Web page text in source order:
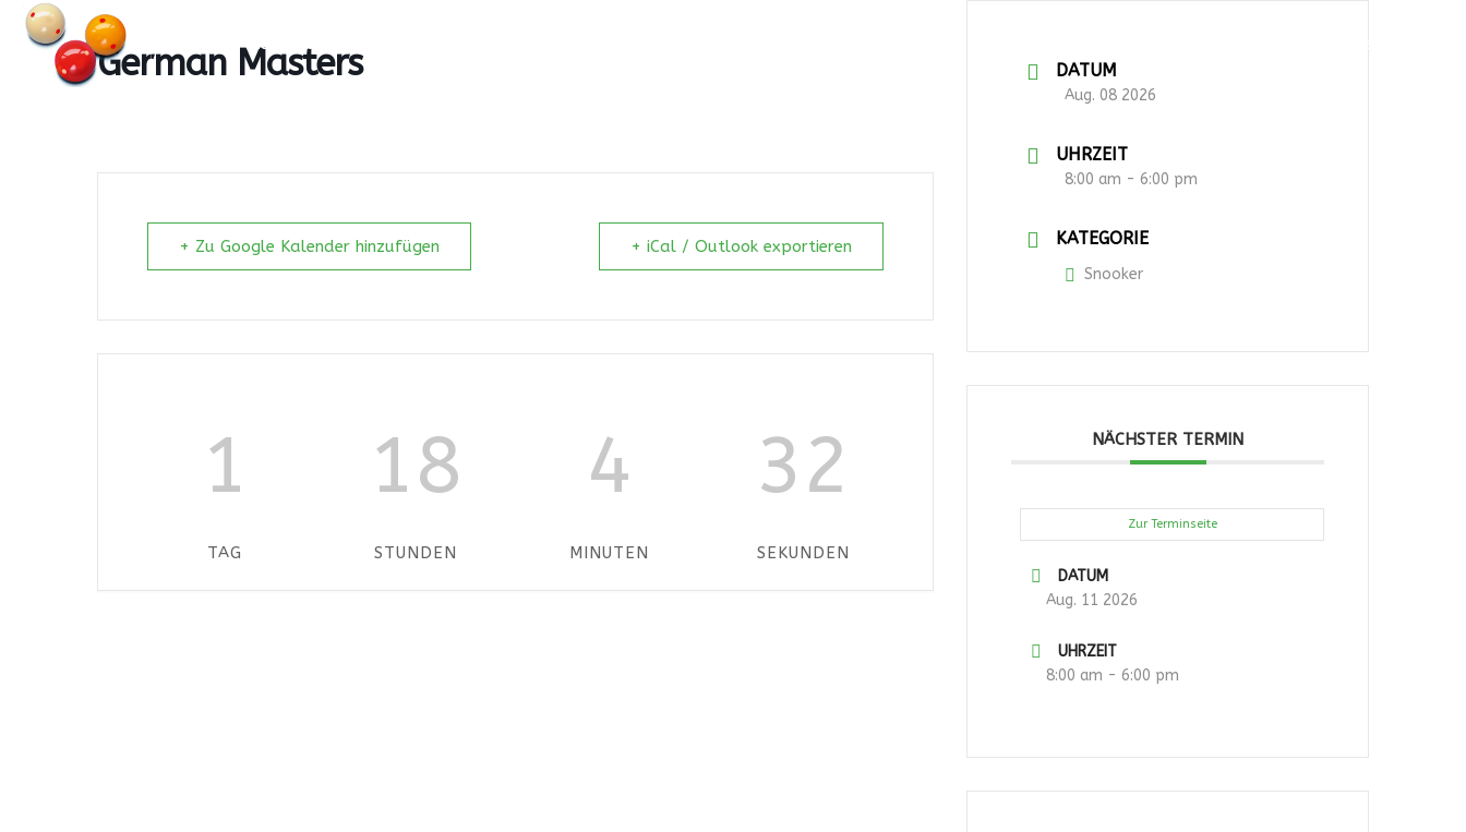
Skip
content
NEWS & ARCHIV Deutsch
German Masters
+ Zu Google Kalender hinzufügen + iCal / Outlook exportieren
1
TAG
18
STUNDEN
4
MINUTEN
31
SEKUNDEN
DATUM
Aug. 08 2026
UHRZEIT
8:00 am - 6:00 pm
KATEGORIE
Snooker
NÄCHSTER TERMIN
Zur Terminseite
DATUM
Aug. 11 2026
UHRZEIT
8:00 am - 6:00 pm